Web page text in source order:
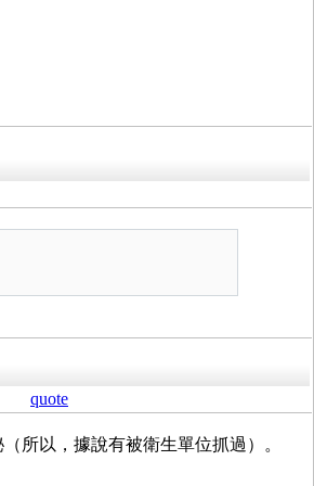
quote
所以，據說有被衛生單位抓過）。